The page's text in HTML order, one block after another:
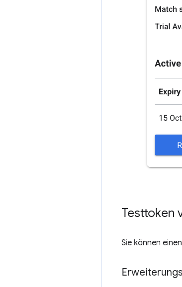
Testtoken
Sie können